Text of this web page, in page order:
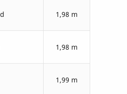
1,98 m
1,98 m
1,99 m